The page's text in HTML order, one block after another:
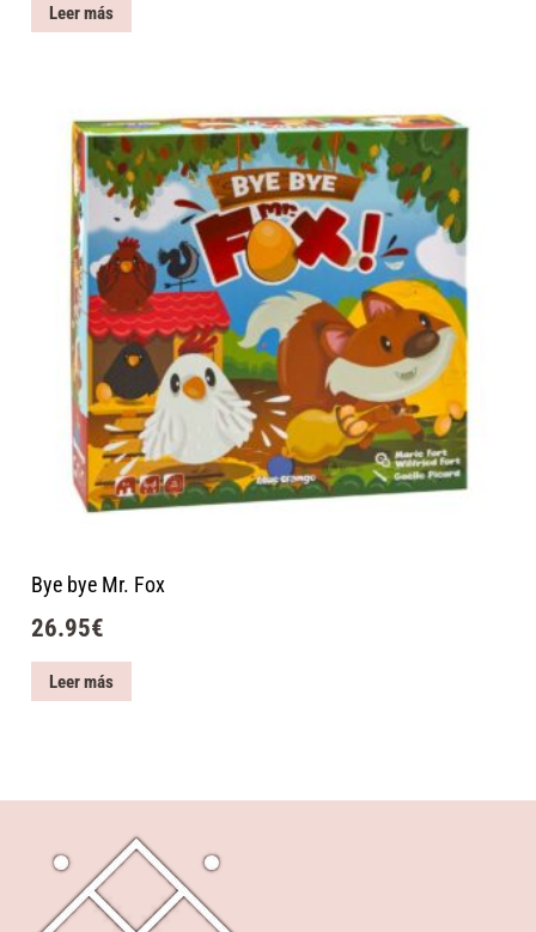
Leer más
Bye bye Mr. Fox
26.95€
Leer más